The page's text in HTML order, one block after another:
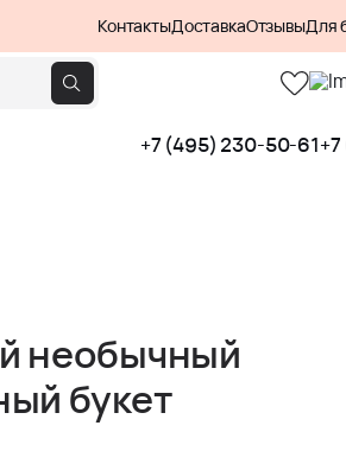
КонтактыДоставкаОтзывыДля
+7 (495) 230-50-61
необычный
букет